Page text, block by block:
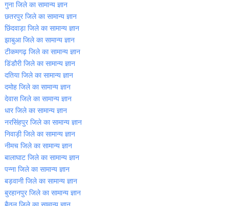
गुना जिले का सामान्‍य ज्ञान
छतरपुर जिले का सामान्‍य ज्ञान
छिंदवाड़ा जिले का सामान्‍य ज्ञान
झाबुआ जिले का सामान्‍य ज्ञान
टीकमगढ़ जिले का सामान्‍य ज्ञान
डिंडौरी जिले का सामान्‍य ज्ञान
दतिया जिले का सामान्‍य ज्ञान
दमोह जिले का सामान्‍य ज्ञान
देवास जिले का सामान्‍य ज्ञान
धार जिले का सामान्‍य ज्ञान
नरसिंहपुर जिले का सामान्‍य ज्ञान
निवाड़ी जिले का सामान्‍य ज्ञान
नीमच जिले का सामान्‍य ज्ञान
बालाघाट जिले का सामान्‍य ज्ञान
पन्‍ना जिले का सामान्‍य ज्ञान
बड़वानी जिले का सामान्‍य ज्ञान
बुरहानपुर जिले का सामान्‍य ज्ञान